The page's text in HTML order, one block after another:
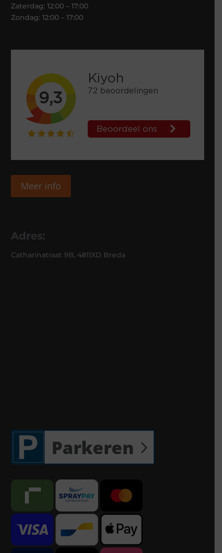
Zaterdag: 12:00 – 17:00
Zondag: 12:00 – 17:00
Meer info
Adres:
Catharinatraat 9B, 4811XD Breda
Parkeren